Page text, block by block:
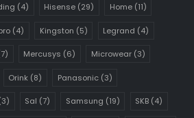
(4) Hisense (29) Home(11)
(4) Kingston (5) Legrand (4)
Mercusys (6) Microwear(3)
Orink (8) Panasonic(3)
Sal (7) Samsung (19) SKB (4)